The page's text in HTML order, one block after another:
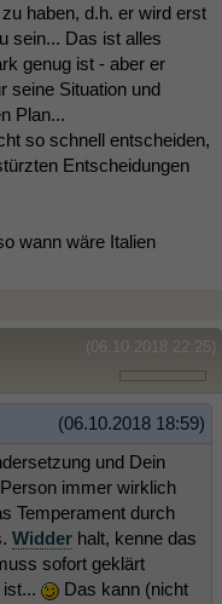
haben, d.h. er wird erst
sein... Das ist alles
genug ist - aber er
seine Situation und
Plan...
so schnell entscheiden,
Entscheidungen
wann wäre Italien
(06.10.2018 22:25)
(06.10.2018 18:59)
und Dein
immer wirklich
Temperament durch
Widder halt, kenne das
sofort geklärt
Das kann (nicht